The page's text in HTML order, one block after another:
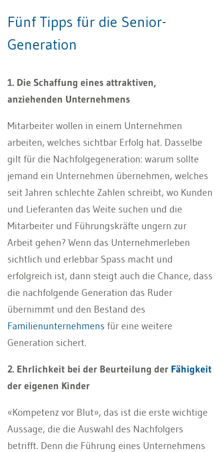
Fünf Tipps für die Senior-
Generation
1. Die Schaffung eines attraktiven,
anziehenden Unternehmens
Mitarbeiter wollen in einem Unternehmen
arbeiten, welches sichtbar Erfolg hat. Dasselbe
gilt für die Nachfolgegeneration: warum sollte
jemand ein Unternehmen übernehmen, welches
seit Jahren schlechte Zahlen schreibt, wo Kunden
und Lieferanten das Weite suchen und die
Mitarbeiter und Führungskräfte ungern zur
Arbeit gehen? Wenn das Unternehmerleben
sichtlich und erlebbar Spass macht und
erfolgreich ist, dann steigt auch die Chance, dass
die nachfolgende Generation das Ruder
übernimmt und den Bestand des
Familienunternehmens für eine weitere
Generation sichert.
2. Ehrlichkeit bei der Beurteilung der Fähigkeit
der eigenen Kinder
«Kompetenz vor Blut», das ist die erste wichtige
Aussage, die die Auswahl des Nachfolgers
betrifft. Denn die Führung eines Unternehmens